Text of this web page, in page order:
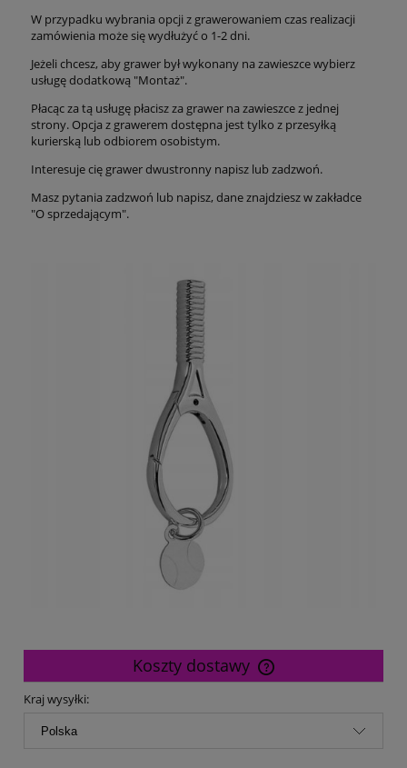
W przypadku wybrania opcji z grawerowaniem czas realizacji
zamówienia może się wydłużyć o 1-2 dni.
Jeżeli chcesz, aby grawer był wykonany na zawieszce wybierz
usługę dodatkową "Montaż".
Płacąc za tą usługę płacisz za grawer na zawieszce z jednej
strony. Opcja z grawerem dostępna jest tylko z przesyłką
kurierską lub odbiorem osobistym.
Interesuje cię grawer dwustronny napisz lub zadzwoń.
Masz pytania zadzwoń lub napisz, dane znajdziesz w zakładce
"O sprzedającym".
Koszty dostawy
Cena nie zawiera ewentualnych kosztów płatności
Kraj wysyłki: